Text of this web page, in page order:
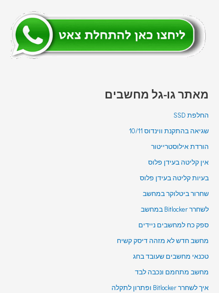
מאתר גו-גל מחשבים
החלפת SSD
שגיאה בהתקנת ווינדוס 10/11
הורדת אילוסטרייטור
אין קליטה בעידן פלוס
בעיות קליטה בעידן פלוס
שחרור ביטלוקר במחשב
לשחרר Bitlocker במחשב
ספק כח למחשבים ניידים
מחשב חדש לא מזהה דיסק קשיח
טכנאי מחשבים שעובד בחג
מחשב מתחמם ונכבה לבד
איך לשחרר Bitlocker ופתרון לתקלה